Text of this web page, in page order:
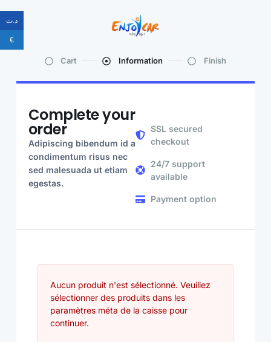
Cart Information Finish
Complete your
order
Adipiscing bibendum id a
condimentum risus nec
sed malesuada ut etiam
egestas.
SSL secured
checkout
24/7 support
available
Payment option
Aucun produit n'est sélectionné. Veuillez
sélectionner des produits dans les
paramètres méta de la caisse pour
continuer.
د.ت
€